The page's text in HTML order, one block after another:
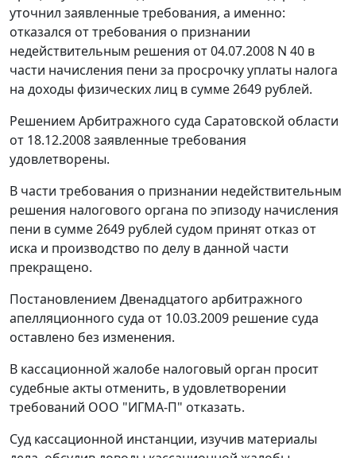
уточнил заявленные требования, а именно:
отказался от требования о признании
недействительным решения от 04.07.2008 N 40 в
части начисления пени за просрочку уплаты налога
на доходы физических лиц в сумме 2649 рублей.
Решением Арбитражного суда Саратовской области
от 18.12.2008 заявленные требования
удовлетворены.
В части требования о признании недействительным
решения налогового органа по эпизоду начисления
пени в сумме 2649 рублей судом принят отказ от
иска и производство по делу в данной части
прекращено.
Постановлением Двенадцатого арбитражного
апелляционного суда от 10.03.2009 решение суда
оставлено без изменения.
В кассационной жалобе налоговый орган просит
судебные акты отменить, в удовлетворении
требований ООО "ИГМА-П" отказать.
Суд кассационной инстанции, изучив материалы